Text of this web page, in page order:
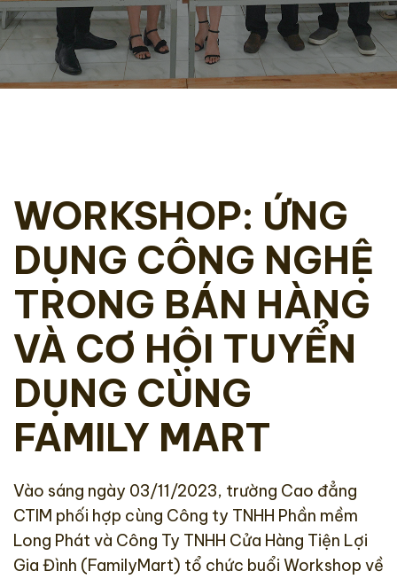
WORKSHOP: ỨNG
DỤNG CÔNG NGHỆ
TRONG BÁN HÀNG
VÀ CƠ HỘI TUYỂN
DỤNG CÙNG
FAMILY MART
Vào sáng ngày 03/11/2023, trường Cao đẳng
CTIM phối hợp cùng Công ty TNHH Phần mềm
Long Phát và Công Ty TNHH Cửa Hàng Tiện Lợi
Gia Đình (FamilyMart) tổ chức buổi Workshop về